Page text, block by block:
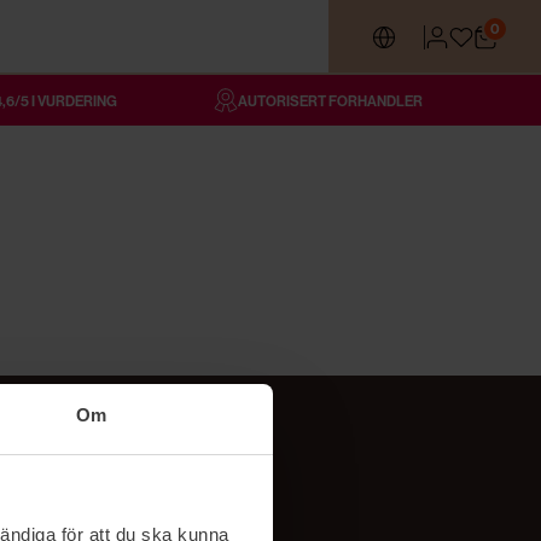
Om
för att du ska kunna
0
5 I VURDERING AUTORISERT FORHANDLER
Følg oss